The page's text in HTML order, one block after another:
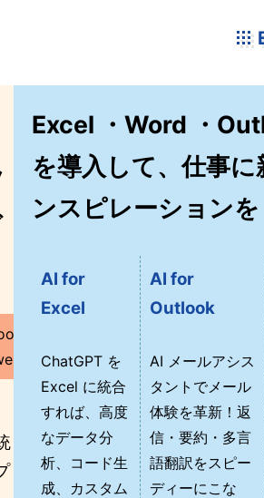
for
Excel ・Word ・
を導入して、仕事に
ンスピレーションを
AI for
Excel
ChatGPT を
Excel に統合
すれば、高度
なデータ分
析、コード生
成、カスタム
AI for
Outlook
AI メールアシス
タントでメール
体験を革新！返
信・要約・多言
語翻訳をスピー
ディーにこな